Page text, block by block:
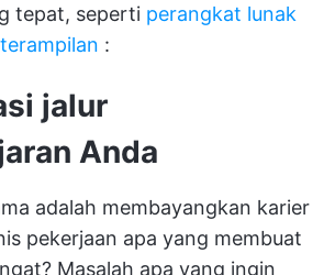
tepat, seperti perangkat lunak
:
jalur
Anda
adalah membayangkan karier
pekerjaan apa yang membuat
Masalah apa yang ingin